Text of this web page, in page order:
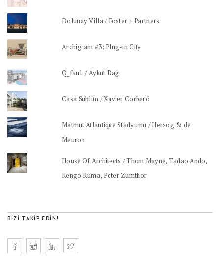
Dolunay Villa / Foster + Partners
Archigram #3: Plug-in City
Q_fault / Aykut Dağ
Casa Sublim / Xavier Corberó
Matmut Atlantique Stadyumu / Herzog & de
Meuron
House Of Architects / Thom Mayne, Tadao Ando,
Kengo Kuma, Peter Zumthor
BIZI TAKIP EDIN!